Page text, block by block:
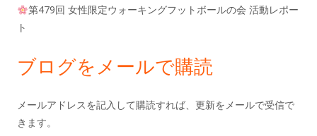
第479回 女性限定ウォーキングフットボールの会 活動レポー
ト
ブログをメールで購読
メールアドレスを記入して購読すれば、更新をメールで受信で
きます。